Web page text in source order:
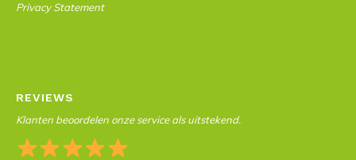
Privacy Statement
REVIEWS
Klanten beoordelen onze service als uitstekend.